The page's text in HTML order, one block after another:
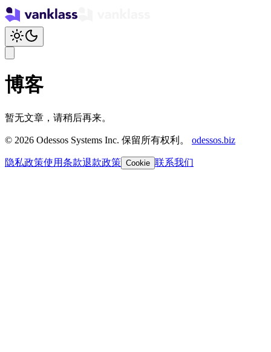
博客
暂无文章，请稍后再来。
© 2026 Odessos Systems Inc. 保留所有权利。 odessos.biz
隐私政策使用条款退款政策 Cookie 联系我们